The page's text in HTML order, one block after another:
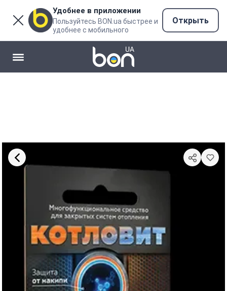
Удобнее в приложении
Пользуйтесь BON.ua быстрее и
удобнее с мобильного
Открыть